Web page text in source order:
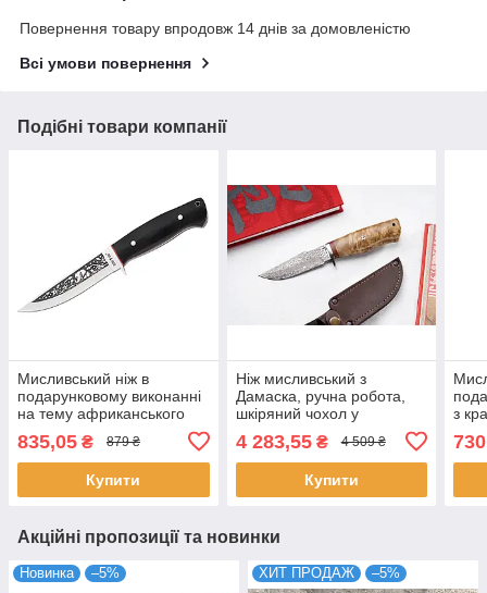
Повернення товару впродовж 14 днів за домовленістю
Всі умови повернення
Подібні товари компанії
Мисливський ніж в
подарунковому виконанні
на тему африканського
835,05 ₴ 879 ₴
Купити
Ніж мисливський з
Дамаска, ручна робота,
шкіряний чохол у
комплекті, упор під палець
4 283,55₴ 4 509 ₴
Купити
з
Акційні пропозиції та новинки
Новинка –5% ХИТ ПРОДАЖ –5%